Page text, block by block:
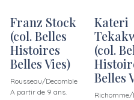
Franz Stock
(col. Belles
Histoires
Belles Vies)
Rousseau/Decomble
A partir de 9 ans.
Kateri
(col.
Belles